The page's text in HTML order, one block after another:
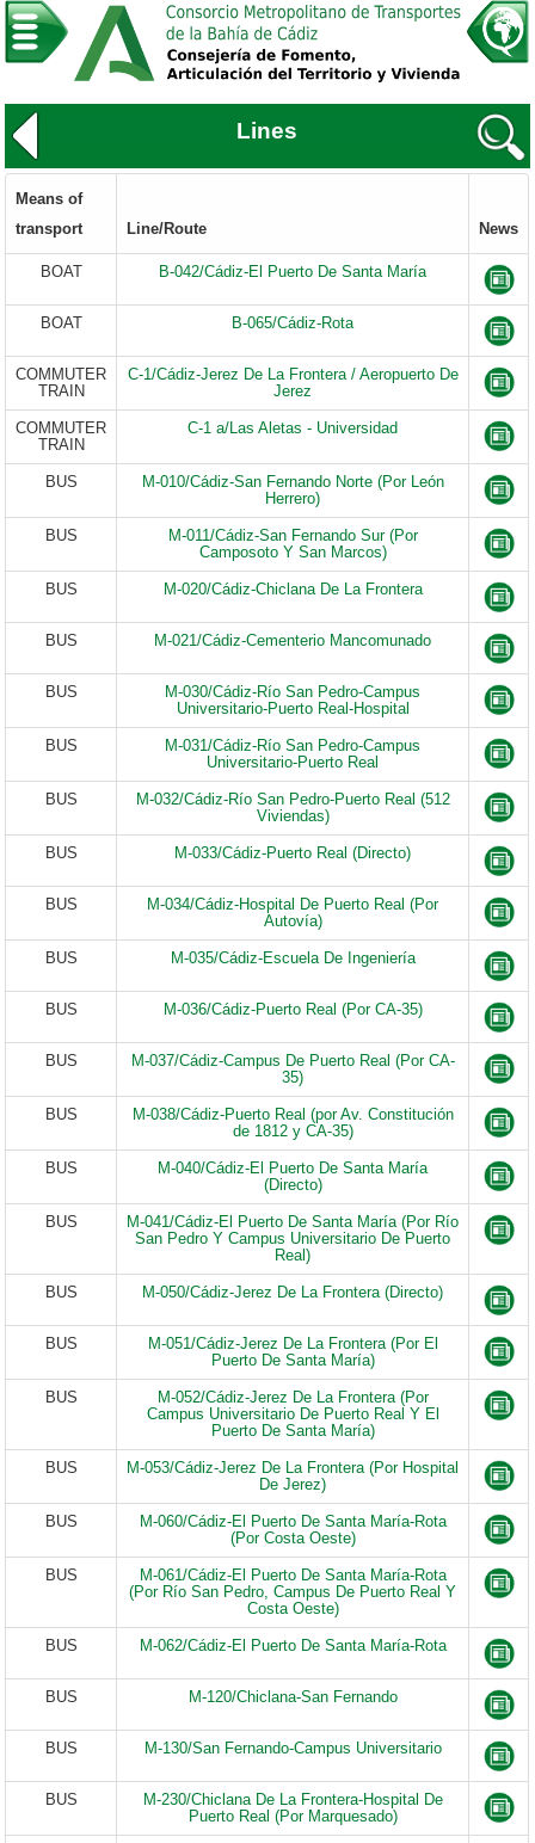
Lines
Means of
transport
Line/Route News
BOAT B-042/Cádiz-El Puerto De Santa María
BOAT B-065/Cádiz-Rota
COMMUTER
TRAIN
C-1/Cádiz-Jerez De La Frontera / Aeropuerto De
Jerez
COMMUTER
TRAIN
C-1 a/Las Aletas - Universidad
BUS
M-010/Cádiz-San Fernando Norte (Por León
Herrero)
BUS
M-011/Cádiz-San Fernando Sur (Por
Camposoto Y San Marcos)
BUS M-020/Cádiz-Chiclana De La Frontera
BUS M-021/Cádiz-Cementerio Mancomunado
BUS
M-030/Cádiz-Río San Pedro-Campus
Universitario-Puerto Real-Hospital
BUS
M-031/Cádiz-Río San Pedro-Campus
Universitario-Puerto Real
BUS
M-032/Cádiz-Río San Pedro-Puerto Real (512
Viviendas)
BUS M-033/Cádiz-Puerto Real (Directo)
BUS
M-034/Cádiz-Hospital De Puerto Real (Por
Autovía)
BUS M-035/Cádiz-Escuela De Ingeniería
BUS M-036/Cádiz-Puerto Real (Por CA-35)
BUS
M-037/Cádiz-Campus De Puerto Real (Por CA-
35)
BUS
M-038/Cádiz-Puerto Real (por Av. Constitución
de 1812 y CA-35)
BUS
M-040/Cádiz-El Puerto De Santa María
(Directo)
BUS
M-041/Cádiz-El Puerto De Santa María (Por Río
San Pedro Y Campus Universitario De Puerto
Real)
BUS M-050/Cádiz-Jerez De La Frontera (Directo)
BUS
M-051/Cádiz-Jerez De La Frontera (Por El
Puerto De Santa María)
BUS
M-052/Cádiz-Jerez De La Frontera (Por
Campus Universitario De Puerto Real Y El
Puerto De Santa María)
BUS
M-053/Cádiz-Jerez De La Frontera (Por Hospital
De Jerez)
BUS
M-060/Cádiz-El Puerto De Santa María-Rota
(Por Costa Oeste)
BUS
M-061/Cádiz-El Puerto De Santa María-Rota
(Por Río San Pedro, Campus De Puerto Real Y
Costa Oeste)
BUS M-062/Cádiz-El Puerto De Santa María-Rota
BUS M-120/Chiclana-San Fernando
BUS M-130/San Fernando-Campus Universitario
BUS
M-230/Chiclana De La Frontera-Hospital De
Puerto Real (Por Marquesado)